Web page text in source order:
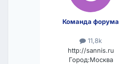
Команда форума
11,8k
http://sannis.ru
Город:Москва